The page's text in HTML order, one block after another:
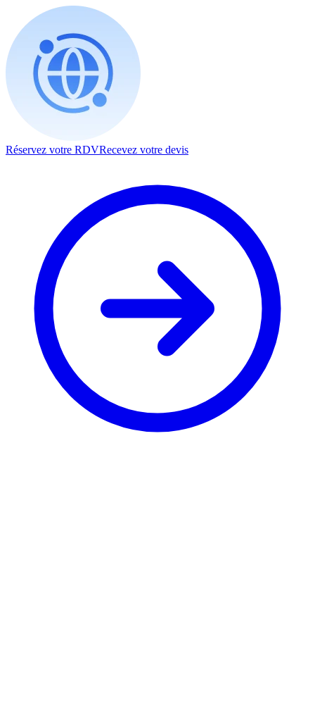
Réservez votre RDVRecevez votre devis